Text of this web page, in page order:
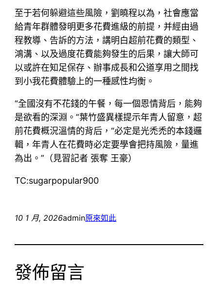
至于若何躲避這些風險，劉曉程以為，社會應當
給青年群體發明更多花費進級的前提，并經由過
程教導、告訴的方法，講明白超前花費的類型、
鴻溝、以及過度花費能夠發生的后果，讓大師可
以或許在知足保存、辦事成長和公道享用之間找
到小我花費體驗上的一種感性均衡。
“全國沒有不花錢的午餐，每一個恩情背后，能夠
是欲看的深淵。”葉竹盛異樣提示年青人留意，超
前花費概況溫情的背后，“必定是光禿禿的本錢邏
輯，年青人在花費時必定要學會把持風險，量進
為出。”（見習記者 張奪 王豪）
TC:sugarpopular900
10 1 月, 2026admin原來如此
發佈留言